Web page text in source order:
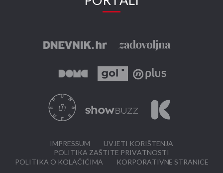
IMPRESSUM
UVJETI KORIŠTENJA
POLITIKA ZAŠTITE PRIVATNOSTI
POLITIKA O KOLAČIĆIMA
KORPORATIVNE STRANICE